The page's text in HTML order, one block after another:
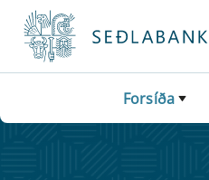
Fara beint í Meginmál
Forsíða